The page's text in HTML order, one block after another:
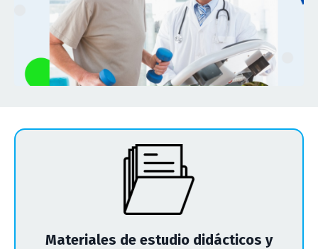
Materiales de estudio didácticos y